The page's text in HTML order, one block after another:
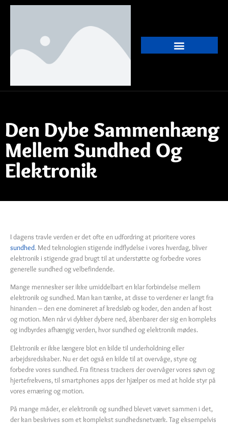
Den Dybe Sammenhæng
Mellem Sundhed Og
Elektronik
I dagens travle verden er det ofte en udfordring at prioritere vores
sundhed. Med teknologien stigende indflydelse i vores hverdag, bliver
elektronik i stigende grad brugt til at understøtte og forbedre vores
generelle sundhed og velbefindende.
Mange mennesker ser ikke umiddelbart en klar forbindelse mellem
elektronik og sundhed. Man kan tænke, at disse to verdener er langt fra
hinanden – den ene domineret af kredsløb og koder, den anden af kost
og motion. Men når vi dykker dybere ned, åbenbarer der sig en kompleks
og indbyrdes afhængig verden, hvor sundhed og elektronik mødes.
Elektronik er ikke længere blot en kilde til underholdning eller
arbejdsredskaber. Nu er det også en kilde til at overvåge, styre og
forbedre vores sundhed. Fra fitness trackers der overvåger vores søvn og
hjertefrekvens, til smartphones apps der hjælper os med at holde styr på
vores ernæring og motion.
På mange måder, er elektronik og sundhed blevet vævet sammen i det,
der kan beskrives som et komplekst sundhedsnetværk. Tag eksempelvis